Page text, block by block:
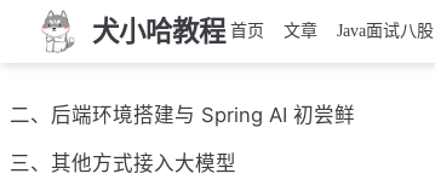
犬小哈教程 首页 文章 Java面试八股
二、后端环境搭建与 Spring AI 初尝鲜
三、其他方式接入大模型